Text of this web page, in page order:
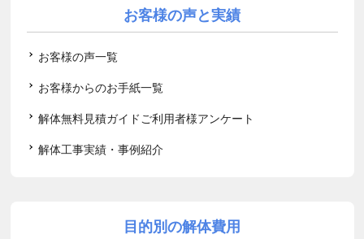
お客様の声と実績
お客様の声一覧
お客様からのお手紙一覧
解体無料見積ガイドご利用者様アンケート
解体工事実績・事例紹介
目的別の解体費用